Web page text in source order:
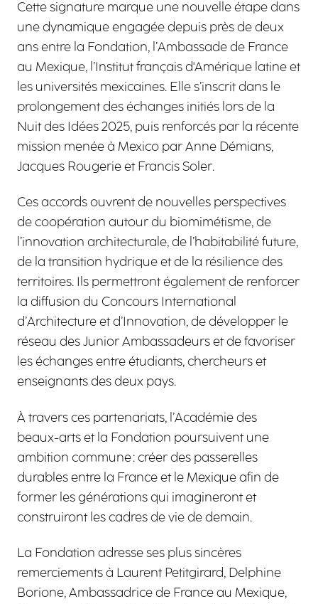
Cette signature marque une nouvelle étape dans
une dynamique engagée depuis près de deux
ans entre la Fondation, l’Ambassade de France
au Mexique, l’Institut français d'Amérique latine et
les universités mexicaines. Elle s’inscrit dans le
prolongement des échanges initiés lors de la
Nuit des Idées 2025, puis renforcés par la récente
mission menée à Mexico par Anne Démians,
Jacques Rougerie et Francis Soler.
Ces accords ouvrent de nouvelles perspectives
de coopération autour du biomimétisme, de
l’innovation architecturale, de l’habitabilité future,
de la transition hydrique et de la résilience des
territoires. Ils permettront également de renforcer
la diffusion du Concours International
d’Architecture et d’Innovation, de développer le
réseau des Junior Ambassadeurs et de favoriser
les échanges entre étudiants, chercheurs et
enseignants des deux pays.
À travers ces partenariats, l’Académie des
beaux-arts et la Fondation poursuivent une
ambition commune : créer des passerelles
durables entre la France et le Mexique afin de
former les générations qui imagineront et
construiront les cadres de vie de demain.
La Fondation adresse ses plus sincères
remerciements à Laurent Petitgirard, Delphine
Borione, Ambassadrice de France au Mexique,